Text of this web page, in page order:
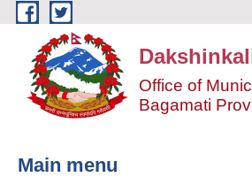
Skip to main content
Office of
Bagamati
Main menu